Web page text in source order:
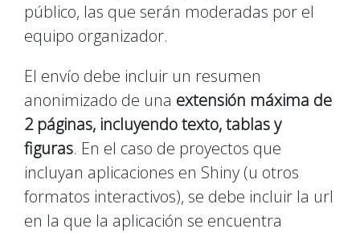
público, las que serán moderadas por el
equipo organizador.
El envío debe incluir un resumen
anonimizado de una extensión máxima de
2 páginas, incluyendo texto, tablas y
figuras. En el caso de proyectos que
incluyan aplicaciones en Shiny (u otros
formatos interactivos), se debe incluir la url
en la que la aplicación se encuentra